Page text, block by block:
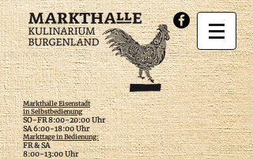
Markthalle Eisenstadt
in Selbstbedienung
SO-FR 8:00-20:00 Uhr
SA 6:00-18:00 Uhr
Markttage in Bedienung:
FR & SA
​8:00-13:00 Uhr